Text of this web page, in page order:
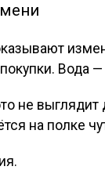
Вода —
не
на полке